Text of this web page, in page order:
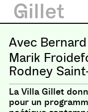
Marik
Rodney
La Villa Gillet
pour un